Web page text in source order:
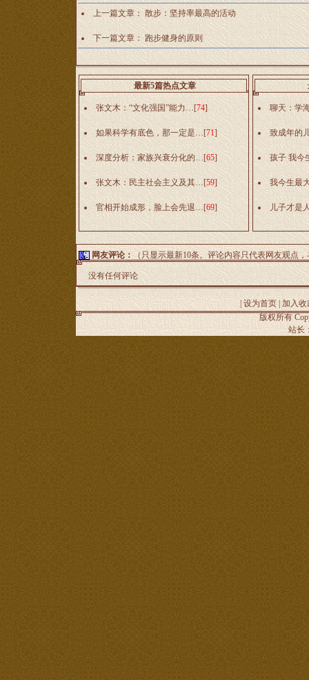
上一篇文章： 散步：坚持率最高的活动
下一篇文章：跑步健身的原则
最新5篇热点文章
张文木：“文化强国”能力… [74]
如果科学有底色，那一定是… [71]
深度分析：家族兴衰分化的… [65]
张文木：民主社会主义及其… [59]
官相开始成形，脸上会先退… [69]
聊天：学
致成年的
孩子 我今
我今生最
儿子才是
网友评论：（只显示最新10条。评论内容只代表网友观点
没有任何评论
|设为首页|加入收
版权所有
站长：